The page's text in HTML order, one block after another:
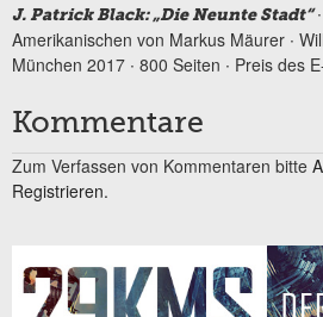
J. Patrick Black: „Die Neunte Stadt“
Amerikanischen von Markus Mäurer ∙
München 2017 ∙ 800 Seiten ∙ Preis des
Kommentare
Zum Verfassen von Kommentaren bitte
Registrieren.